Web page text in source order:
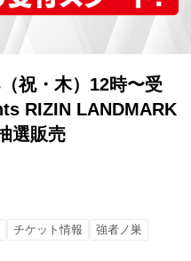
祝・木）12時〜受
RIZIN LANDMARK
選販売
チケット情報
強者ノ巣